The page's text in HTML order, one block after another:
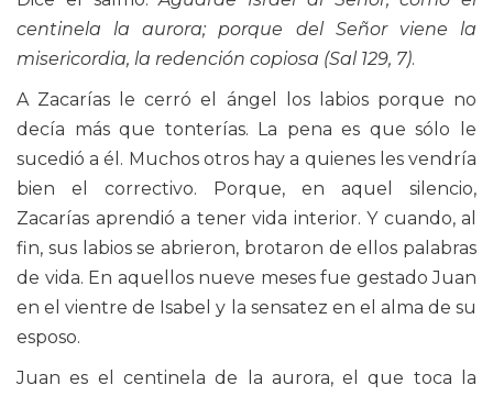
centinela la aurora; porque del Señor viene la
misericordia, la redención copiosa (Sal 129, 7).
A Zacarías le cerró el ángel los labios porque no
decía más que tonterías. La pena es que sólo le
sucedió a él. Muchos otros hay a quienes les vendría
bien el correctivo. Porque, en aquel silencio,
Zacarías aprendió a tener vida interior. Y cuando, al
fin, sus labios se abrieron, brotaron de ellos palabras
de vida. En aquellos nueve meses fue gestado Juan
en el vientre de Isabel y la sensatez en el alma de su
esposo.
Juan es el centinela de la aurora, el que toca la